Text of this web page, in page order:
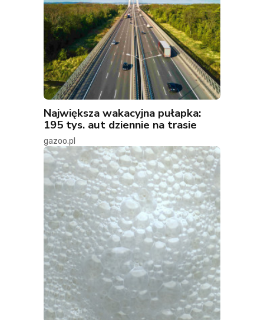
Największa wakacyjna pułapka:
195 tys. aut dziennie na trasie
gazoo.pl